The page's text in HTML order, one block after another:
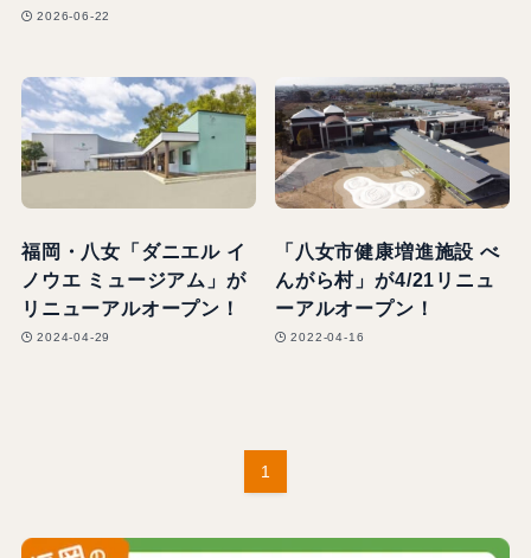
2026-06-22
福岡・八女「ダニエル イ
ノウエ ミュージアム」が
リニューアルオープン！
2024-04-29
「八女市健康増進施設 べ
んがら村」が4/21リニュ
ーアルオープン！
2022-04-16
1